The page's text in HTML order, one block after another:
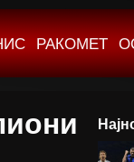
РАКОМЕТ